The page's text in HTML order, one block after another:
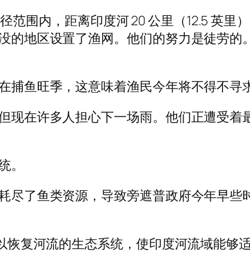
范围内，距离印度河 20 公里（12.5 英里
的地区设置了渔网。他们的努力是徒劳的
鱼旺季，这意味着渔民今年将不得不寻
现在许多人担心下一场雨。他们正遭受
了鱼类资源，导致旁遮普政府今年早些
复河流的生态系统，使印度河流域能够适